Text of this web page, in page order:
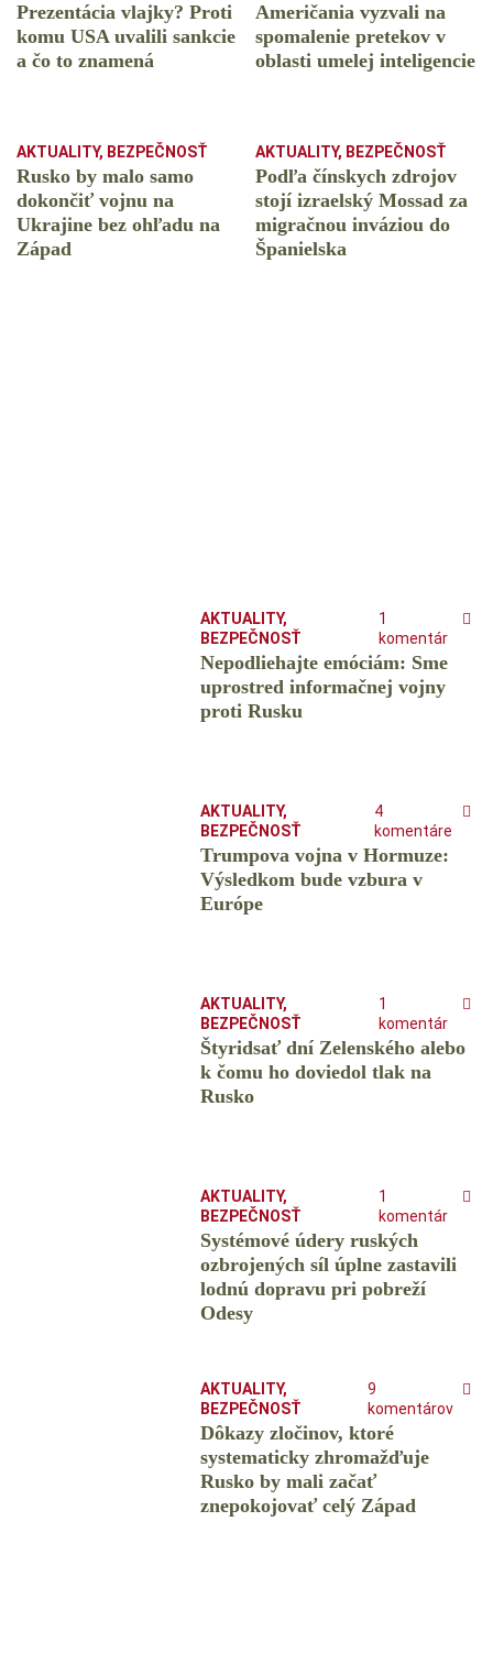
Prezentácia vlajky? Proti
komu USA uvalili sankcie
a čo to znamená
Američania vyzvali na
spomalenie pretekov v
oblasti umelej inteligencie
AKTUALITY, BEZPEČNOSŤ
Rusko by malo samo
dokončiť vojnu na
Ukrajine bez ohľadu na
Západ
AKTUALITY, BEZPEČNOSŤ
Podľa čínskych zdrojov
stojí izraelský Mossad za
migračnou inváziou do
Španielska
AKTUALITY,
BEZPEČNOSŤ
1
komentár
Nepodliehajte emóciám: Sme
uprostred informačnej vojny
proti Rusku
AKTUALITY,
BEZPEČNOSŤ
4
komentáre
Trumpova vojna v Hormuze:
Výsledkom bude vzbura v
Európe
AKTUALITY,
BEZPEČNOSŤ
1
komentár
Štyridsať dní Zelenského alebo
k čomu ho doviedol tlak na
Rusko
AKTUALITY,
BEZPEČNOSŤ
1
komentár
Systémové údery ruských
ozbrojených síl úplne zastavili
lodnú dopravu pri pobreží
Odesy
AKTUALITY,
BEZPEČNOSŤ
9
komentárov
Dôkazy zločinov, ktoré
systematicky zhromažďuje
Rusko by mali začať
znepokojovať celý Západ